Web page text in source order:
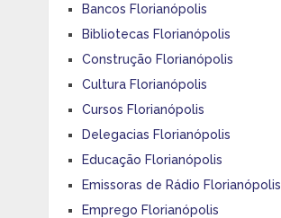
Bancos Florianópolis
Bibliotecas Florianópolis
Construção Florianópolis
Cultura Florianópolis
Cursos Florianópolis
Delegacias Florianópolis
Educação Florianópolis
Emissoras de Rádio Florianópolis
Emprego Florianópolis